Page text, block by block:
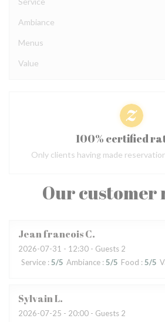
Our customer
Jean francoisC
2026-07-31 - 12:30 - Guests 2
Service : 5/5 Ambiance : 5/5 Food : 5/5
SylvainL
2026-07-25 - 20:00 - Guests 2
Ambiance
Menus
Value
100% certified
Only clients having made